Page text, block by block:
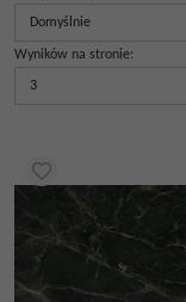
Wyników na stronie: